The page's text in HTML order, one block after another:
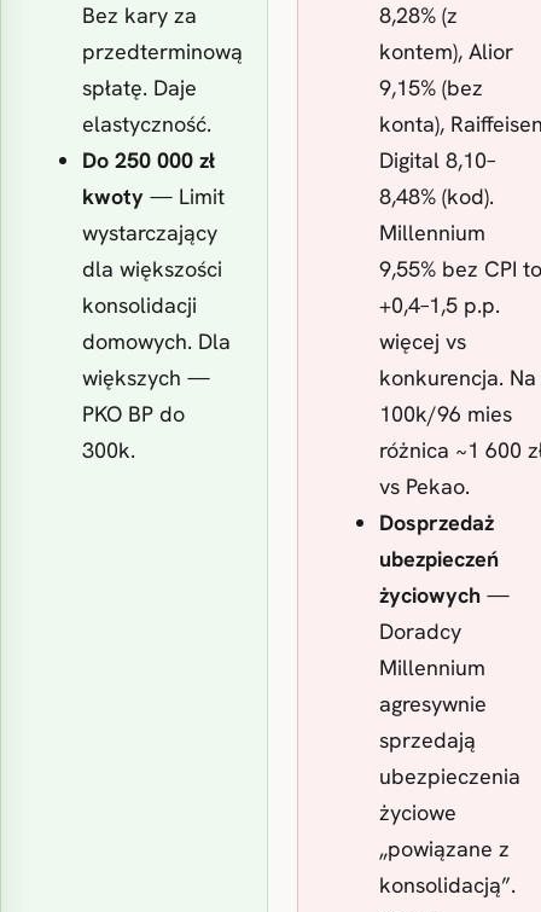
Bez kary za
przedterminową
spłatę. Daje
elastyczność.
Do 250 000 zł
kwoty — Limit
wystarczający
dla większości
konsolidacji
domowych. Dla
większych —
PKO BP do
300k.
8,28% (z
kontem), Alior
9,15% (bez
konta),
Digital 8,10–
8,48% (kod).
Millennium
9,55% bez CPI to
+0,4–1,5 p.p.
więcej vs
konkurencja. Na
100k/96 mies
różnica ~1 600
vs Pekao.
Dosprzedaż
ubezpieczeń
życiowych —
Doradcy
Millennium
agresywnie
sprzedają
ubezpieczenia
życiowe
„powiązane z
konsolidacją”.